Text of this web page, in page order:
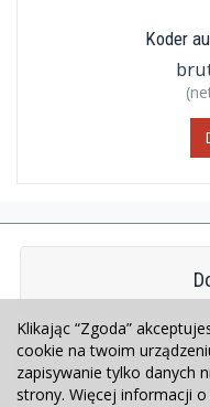
Koder
Klikając “Zgoda”
cookie na twoim
zapisywanie tylko danych
strony. Więcej informacji